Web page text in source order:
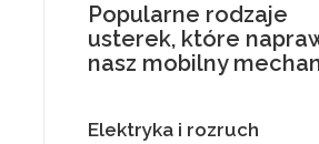
Popularne rodzaje
usterek, które
nasz mobilny
Elektryka i rozruch